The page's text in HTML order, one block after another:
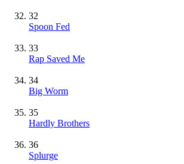
32
Spoon Fed
33
Rap Saved Me
34
Big Worm
35
Hardly Brothers
36
Splurge